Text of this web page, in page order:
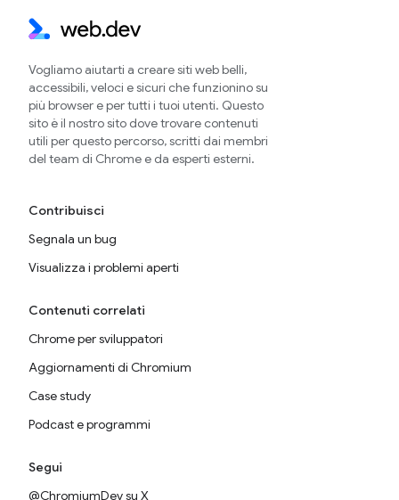
Vogliamo aiutarti a creare siti web belli,
accessibili, veloci e sicuri che funzionino su
più browser e per tutti i tuoi utenti. Questo
sito è il nostro sito dove trovare contenuti
utili per questo percorso, scritti dai membri
del team di Chrome e da esperti esterni.
Contribuisci
Segnala un bug
Visualizza i problemi aperti
Contenuti correlati
Chrome per sviluppatori
Aggiornamenti di Chromium
Case study
Podcast e programmi
Segui
@ChromiumDev su X